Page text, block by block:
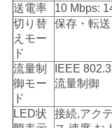
プ
ラ
イ
バ
送電率
10 Mbps:
切り替
えモー
ド
保存・転送
流量制
御モー
ド
IEEE
流量制御
LED状
接続,アク